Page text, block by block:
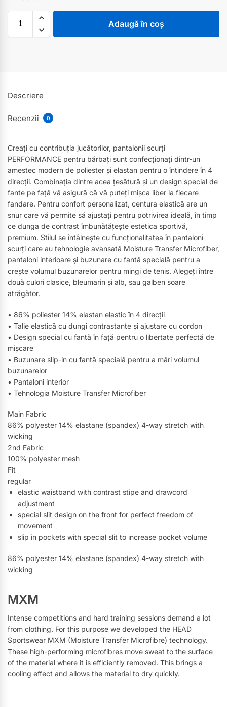
Adaugă în coș
Descriere
Recenzii 0
Creați cu contribuția jucătorilor, pantalonii scurți
PERFORMANCE pentru bărbați sunt confecționați dintr-un
amestec modern de poliester și elastan pentru o întindere în 4
direcții. Combinația dintre acea țesătură și un design special de
fante pe față vă asigură că vă puteți mișca liber la fiecare
fandare. Pentru confort personalizat, centura elastică are un
snur care vă permite să ajustați pentru potrivirea ideală, în timp
ce dunga de contrast îmbunătățește estetica sportivă,
premium. Stilul se întâlnește cu funcționalitatea în pantaloni
scurți care au tehnologie avansată Moisture Transfer Microfiber,
pantaloni interioare și buzunare cu fantă specială pentru a
crește volumul buzunarelor pentru mingi de tenis. Alegeți între
două culori clasice, bleumarin și alb, sau galben soare
atrăgător.
• 86% poliester 14% elastan elastic în 4 direcții
• Talie elastică cu dungi contrastante și ajustare cu cordon
• Design special cu fantă în față pentru o libertate perfectă de
mișcare
• Buzunare slip-in cu fantă specială pentru a mări volumul
buzunarelor
• Pantaloni interior
• Tehnologia Moisture Transfer Microfiber
Main Fabric
86% polyester 14% elastane (spandex) 4-way stretch with
wicking
2nd Fabric
100% polyester mesh
Fit
regular
elastic waistband with contrast stipe and drawcord
adjustment
special slit design on the front for perfect freedom of
movement
slip in pockets with special slit to increase pocket volume
86% polyester 14% elastane (spandex) 4-way stretch with
wicking
MXM
Intense competitions and hard training sessions demand a lot
from clothing. For this purpose we developed the HEAD
Sportswear MXM (Moisture Transfer Microfibre) technology.
These high-performing microfibres move sweat to the surface
of the material where it is efficiently removed. This brings a
cooling effect and allows the material to dry quickly.